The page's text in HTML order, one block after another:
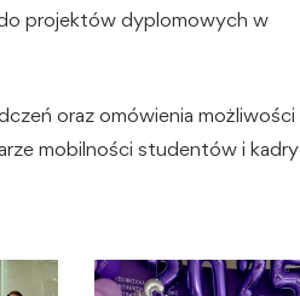
projektów dyplomowych w
oraz omówienia możliwości
mobilności studentów i kadry